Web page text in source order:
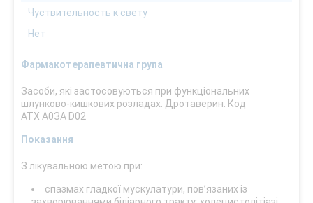
Чуствительность к свету
Нет
Фармакотерапевтична група
Засоби, які застосовуються при функціональних
шлунково-кишкових розладах. Дротаверин. Код
АТХ А0ЗА D02
Показання
З лікувальною метою при:
спазмах гладкої мускулатури, пов’язаних із